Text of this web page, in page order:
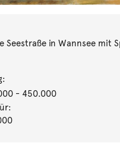
Seestraße in Wannsee mit
- 450.000